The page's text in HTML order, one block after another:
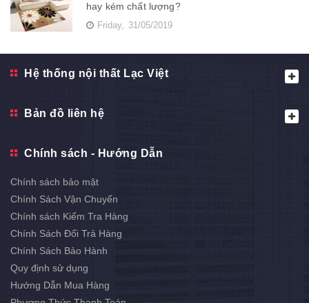
hay kém chất lượng?
Friday, 31/05/2019
Hệ thống nội thất Lạc Việt
Bản đồ liên hệ
Chính sách - Hướng Dẫn
Chính sách bảo mật
Chính Sách Vận Chuyển
Chính sách Kiểm Tra Hàng
Chính Sách Đổi Trả Hàng
Chính Sách Bảo Hành
Quy định sử dụng
Hướng Dẫn Mua Hàng